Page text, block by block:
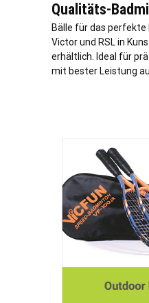
Qualitäts-
Bälle für das perfekte
Victor und RSL in
erhältlich. Ideal für
mit bester Leistung